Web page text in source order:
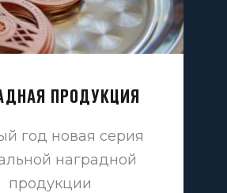
ПРОДУКЦИЯ
год новая серия
наградной
продукции